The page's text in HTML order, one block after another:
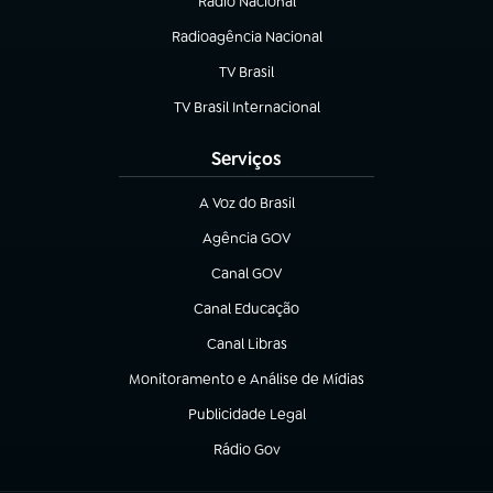
(abre em nova aba)
Radioagência Nacional
(abre em nova aba)
TV Brasil
(abre em nova aba)
TV Brasil Internacional
(abre em nova aba)
Serviços
A Voz do Brasil
(abre em nova aba)
Agência GOV
(abre em nova aba)
Canal GOV
(abre em nova aba)
Canal Educação
(abre em nova aba)
Canal Libras
(abre em nova aba)
Monitoramento e Análise de Mídias
(abre em nova aba)
Publicidade Legal
(abre em nova aba)
Rádio Gov
(abre em nova aba)